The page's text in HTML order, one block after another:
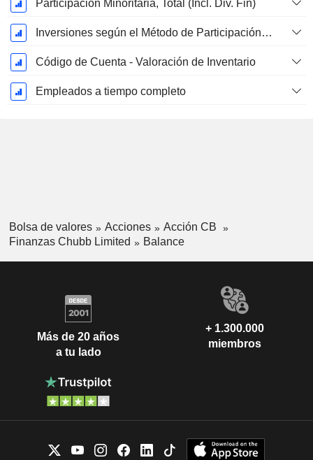
Participación Minoritaria, Total (Incl. Div. Fin)
Inversiones según el Método de Participación, Total
Código de Cuenta - Valoración de Inventario
Empleados a tiempo completo
Bolsa de valores Acciones
Acción CB
Finanzas Chubb Limited
Balance
Más de 20 años
a tu lado
+ 1.300.000
miembros